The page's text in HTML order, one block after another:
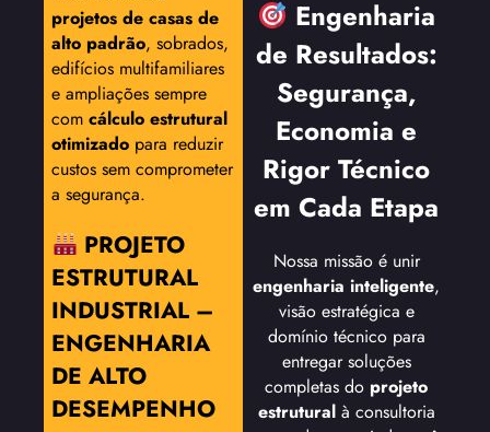
projetos de casas de
alto padrão, sobrados,
edifícios multifamiliares
e ampliações sempre
comcálculo estrutural
otimizado para reduzir
custos sem comprometer
a segurança.
PROJETO
ESTRUTURAL
INDUSTRIAL –
ENGENHARIA
DE ALTO
DESEMPENHO
Engenharia
de Resultados:
Segurança,
Economia e
Rigor Técnico
em Cada Etapa
Nossa missão é unir
engenharia inteligente,
visão estratégica e
domínio técnico para
entregar soluções
completas do projeto
estruturalà consultoria